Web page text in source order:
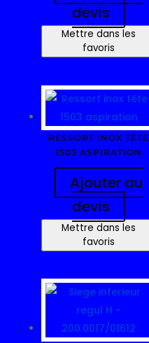
devis
Mettre dans les
favoris
RESSORT INOX TÊTE
1503 ASPIRATION
Ajouter au
devis
Mettre dans les
favoris